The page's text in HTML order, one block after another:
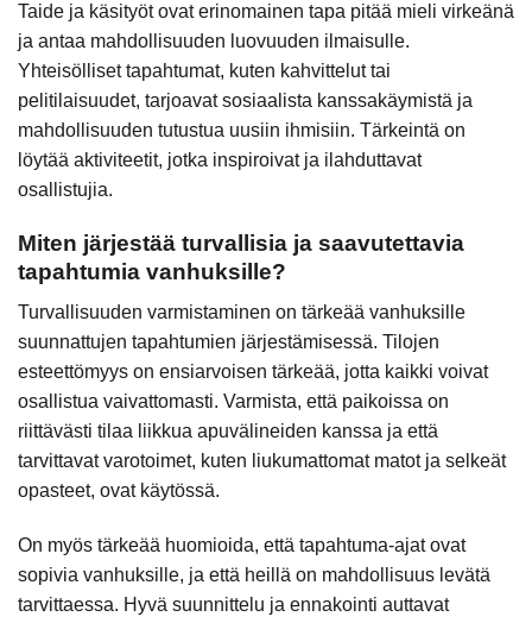
Taide ja käsityöt ovat erinomainen tapa pitää mieli virkeänä
ja antaa mahdollisuuden luovuuden ilmaisulle.
Yhteisölliset tapahtumat, kuten kahvittelut tai
pelitilaisuudet, tarjoavat sosiaalista kanssakäymistä ja
mahdollisuuden tutustua uusiin ihmisiin. Tärkeintä on
löytää aktiviteetit, jotka inspiroivat ja ilahduttavat
osallistujia.
Miten järjestää turvallisia ja saavutettavia
tapahtumia vanhuksille?
Turvallisuuden varmistaminen on tärkeää vanhuksille
suunnattujen tapahtumien järjestämisessä. Tilojen
esteettömyys on ensiarvoisen tärkeää, jotta kaikki voivat
osallistua vaivattomasti. Varmista, että paikoissa on
riittävästi tilaa liikkua apuvälineiden kanssa ja että
tarvittavat varotoimet, kuten liukumattomat matot ja selkeät
opasteet, ovat käytössä.
On myös tärkeää huomioida, että tapahtuma-ajat ovat
sopivia vanhuksille, ja että heillä on mahdollisuus levätä
tarvittaessa. Hyvä suunnittelu ja ennakointi auttavat